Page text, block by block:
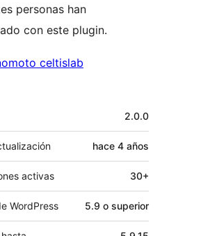
personas han
con este plugin.
celtislab
2.0.0
hace 4 años
activas 30+
WordPress 5.9 o superior